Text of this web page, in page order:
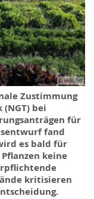
© Bioland
Zustimmung
bei
für
fand
es bald für
keine
kritisieren